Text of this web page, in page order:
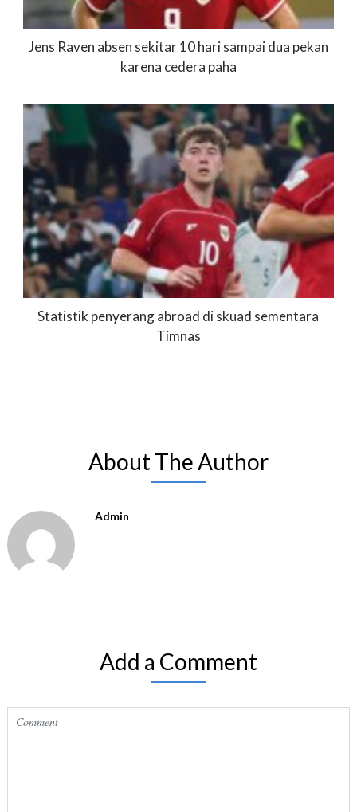
Jens Raven absen sekitar 10 hari sampai dua pekan
karena cedera paha
Statistik penyerang abroad di skuad sementara
Timnas
About The Author
Admin
Add a Comment